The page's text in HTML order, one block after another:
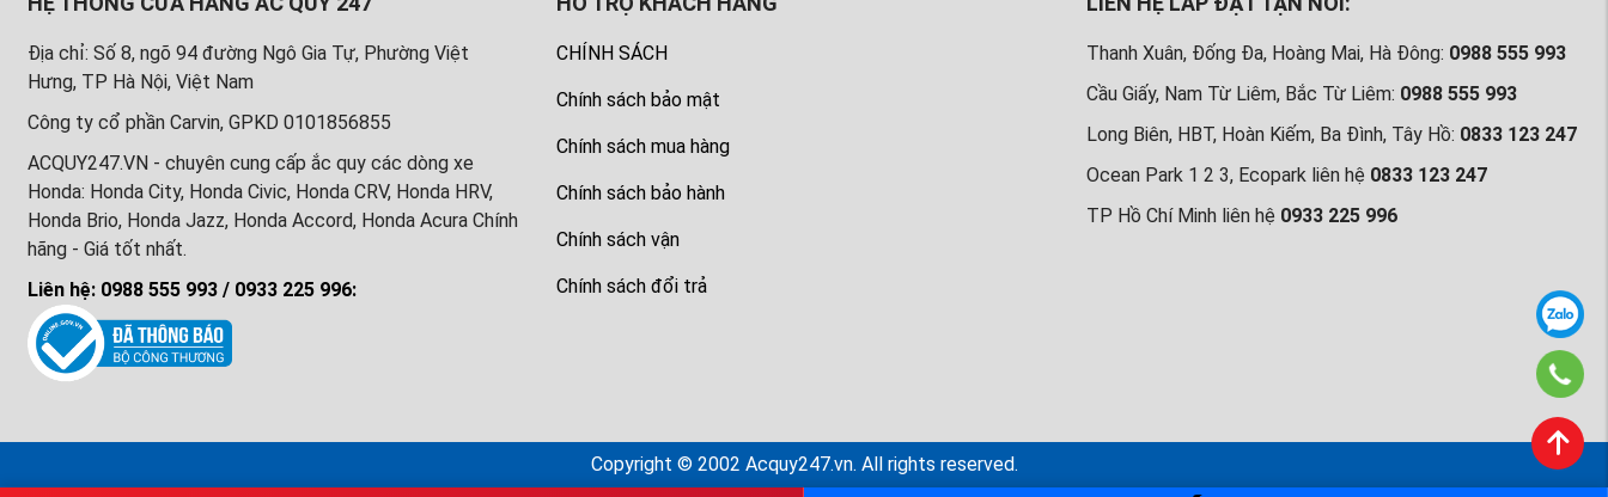
Địa chỉ: Số 8, ngõ 94 đường Ngô Gia Tự, Phường Việt
Hưng, TP Hà Nội, Việt Nam
Công ty cổ phần Carvin, GPKD 0101856855
ACQUY247.VN - chuyên cung cấp ắc quy các dòng xe
Honda: Honda City, Honda Civic, Honda CRV, Honda HRV,
Honda Brio, Honda Jazz, Honda Accord, Honda Acura Chính
hãng - Giá tốt nhất.
Liên hệ: 0988 555 993 / 0933 225 996:
CHÍNH SÁCH
Chính sách bảo mật
Chính sách mua hàng
Chính sách bảo hành
Chính sách vận
Chính sách đổi trả
Thanh Xuân, Đống Đa, Hoàng Mai, Hà Đông: 0988 555 993
Cầu Giấy, Nam Từ Liêm, Bắc Từ Liêm: 0988 555 993
Long Biên, HBT, Hoàn Kiếm, Ba Đình, Tây Hồ: 0833 123 247
Ocean Park 1 2 3, Ecopark liên hệ 0833 123 247
TP Hồ Chí Minh liên hệ 0933 225 996
Copyright © 2002 Acquy247.vn. All rights reserved.